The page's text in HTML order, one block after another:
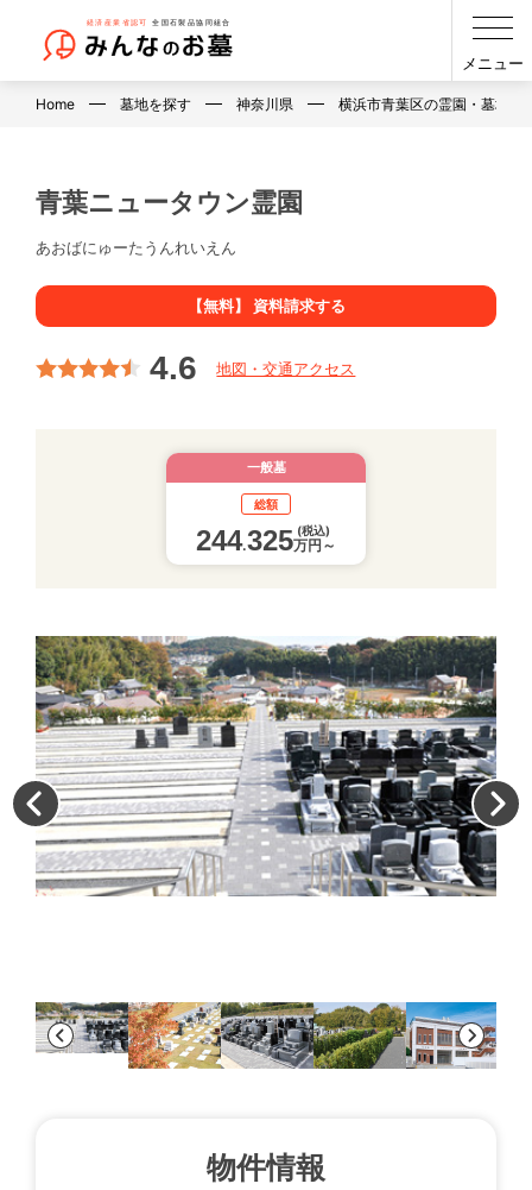
メニュー
Home 墓地を探す 神奈川県 横浜市青葉区の霊園・墓地・
青葉ニュータウン霊園
あおばにゅーたうんれいえん
【無料】 資料請求する
4.6 地図・交通アクセス
一般墓
総額
244.325万円～
(税込)
物件情報